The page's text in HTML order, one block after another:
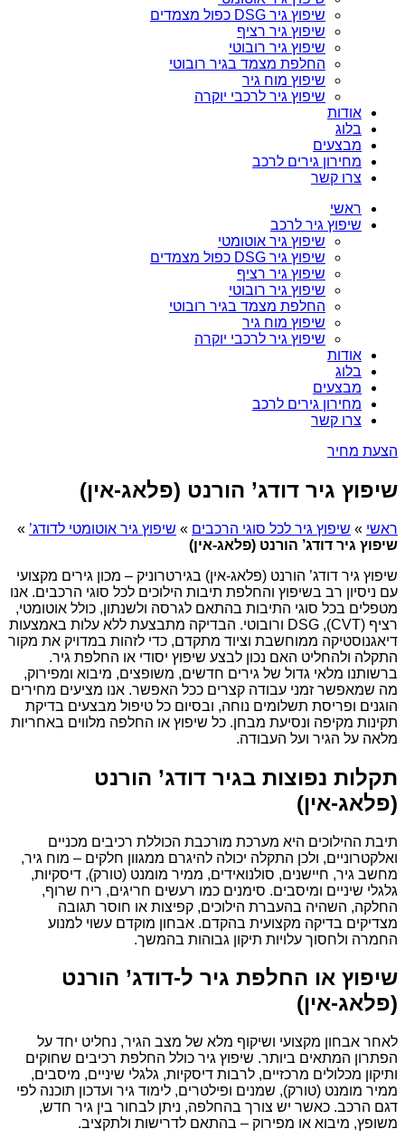
שיפוץ גיר DSG כפול מצמדים
שיפוץ גיר רציף
שיפוץ גיר רובוטי
החלפת מצמד בגיר רובוטי
שיפוץ מוח גיר
שיפוץ גיר לרכבי יוקרה
אודות
בלוג
מבצעים
מחירון גירים לרכב
צרו קשר
ראשי
שיפוץ גיר לרכב
שיפוץ גיר אוטומטי
שיפוץ גיר DSG כפול מצמדים
שיפוץ גיר רציף
שיפוץ גיר רובוטי
החלפת מצמד בגיר רובוטי
שיפוץ מוח גיר
שיפוץ גיר לרכבי יוקרה
אודות
בלוג
מבצעים
מחירון גירים לרכב
צרו קשר
הצעת מחיר
שיפוץ גיר דודג’ הורנט (פלאג-אין)
ראשי » שיפוץ גיר לכל סוגי הרכבים » שיפוץ גיר אוטומטי לדודג’ »
שיפוץ גיר דודג’ הורנט (פלאג-אין)
שיפוץ גיר דודג’ הורנט (פלאג-אין) בגירטרוניק – מכון גירים מקצועי
עם ניסיון רב בשיפוץ והחלפת תיבות הילוכים לכל סוגי הרכבים. אנו
מטפלים בכל סוגי התיבות בהתאם לגרסה ולשנתון, כולל אוטומטי,
רציף (CVT), DSG ורובוטי. הבדיקה מתבצעת ללא עלות באמצעות
דיאגנוסטיקה ממוחשבת וציוד מתקדם, כדי לזהות במדויק את מקור
התקלה ולהחליט האם נכון לבצע שיפוץ יסודי או החלפת גיר.
ברשותנו מלאי גדול של גירים חדשים, משופצים, מיבוא ומפירוק,
מה שמאפשר זמני עבודה קצרים ככל האפשר. אנו מציעים מחירים
הוגנים ופריסת תשלומים נוחה, ובסיום כל טיפול מבצעים בדיקת
תקינות מקיפה ונסיעת מבחן. כל שיפוץ או החלפה מלווים באחריות
מלאה על הגיר ועל העבודה.
תקלות נפוצות בגיר דודג’ הורנט
(פלאג-אין)
תיבת ההילוכים היא מערכת מורכבת הכוללת רכיבים מכניים
ואלקטרוניים, ולכן התקלה יכולה להיגרם ממגוון חלקים – מוח גיר,
מחשב גיר, חיישנים, סולנואידים, ממיר מומנט (טורק), דיסקיות,
גלגלי שיניים ומיסבים. סימנים כמו רעשים חריגים, ריח שרוף,
החלקה, השהיה בהעברת הילוכים, קפיצות או חוסר תגובה
מצדיקים בדיקה מקצועית בהקדם. אבחון מוקדם עשוי למנוע
החמרה ולחסוך עלויות תיקון גבוהות בהמשך.
שיפוץ או החלפת גיר ל-דודג’ הורנט
(פלאג-אין)
לאחר אבחון מקצועי ושיקוף מלא של מצב הגיר, נחליט יחד על
הפתרון המתאים ביותר. שיפוץ גיר כולל החלפת רכיבים שחוקים
ותיקון מכלולים מרכזיים, לרבות דיסקיות, גלגלי שיניים, מיסבים,
ממיר מומנט (טורק), שמנים ופילטרים, לימוד גיר ועדכון תוכנה לפי
דגם הרכב. כאשר יש צורך בהחלפה, ניתן לבחור בין גיר חדש,
משופץ, מיבוא או מפירוק – בהתאם לדרישות ולתקציב.